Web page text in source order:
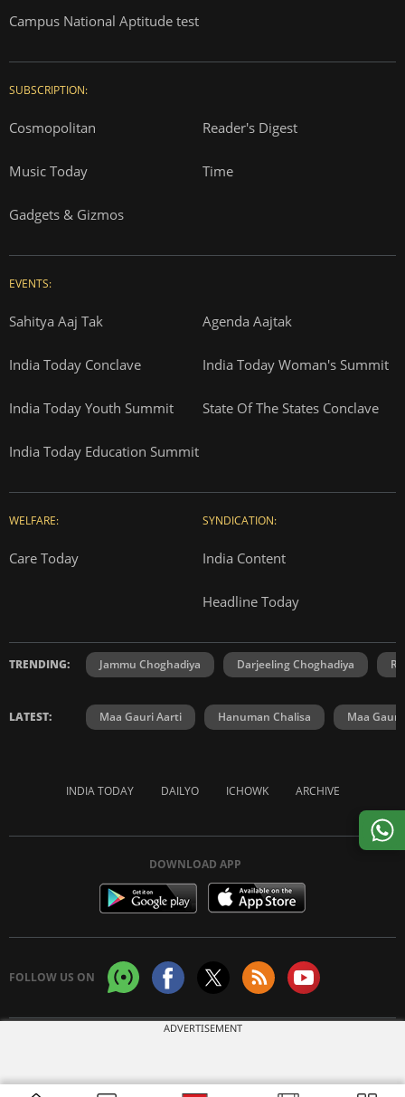
Campus National Aptitude test
SUBSCRIPTION:
Cosmopolitan Reader's Digest
Music Today Time
Gadgets & Gizmos
EVENTS:
Sahitya Aaj Tak Agenda Aajtak
India Today Conclave India Today Woman's Summit
India Today Youth Summit State Of The States Conclave
India Today Education Summit
WELFARE:
Care Today
SYNDICATION:
India Content
Headline Today
TRENDING: Jammu Choghadiya Darjeeling Choghadiya
LATEST: Maa Gauri Aarti Hanuman Chalisa Maa Gauri
INDIA TODAY DAILYO ICHOWK ARCHIVE
DOWNLOAD APP
FOLLOW US ON
ADVERTISEMENT